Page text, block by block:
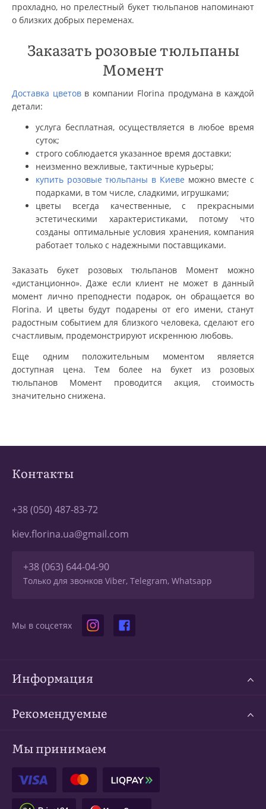
прохладно, но прелестный букет тюльпанов напоминают
о близких добрых переменах.
Заказать розовые тюльпаны
Момент
Доставка цветовв компании Florina продумана в каждой
детали:
услуга бесплатная, осуществляется в любое время
суток;
строго соблюдается указанное время доставки;
неизменно вежливые, тактичные курьеры;
купить розовые тюльпаны в Киеве можно вместе с
подарками, в том числе, сладкими, игрушками;
цветы всегда качественные, с прекрасными
эстетическими характеристиками, потому что
созданы оптимальные условия хранения, компания
работает только с надежными поставщиками.
Заказать букет розовых тюльпанов Момент можно
«дистанционно». Даже если клиент не может в данный
момент лично преподнести подарок, он обращается во
Florina. И цветы будут подарены от его имени, станут
радостным событием для близкого человека, сделают его
счастливым, продемонстрируют искреннюю любовь.
Еще одним положительным моментом является
доступная цена. Тем более на букет из розовых
тюльпанов Момент проводится акция, стоимость
значительно снижена.
Контакты
+38 (050) 487-83-72
kiev.florina.ua@gmail.com
+38 (063) 644-04-90
Только для звонков Viber, Telegram, Whatsapp
Мы в соцсетях
Информация
Рекомендуемые
Мы принимаем